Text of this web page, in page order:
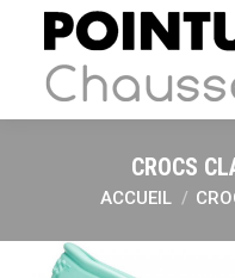
CROCS
Vous êtes ici :
ACCUEIL